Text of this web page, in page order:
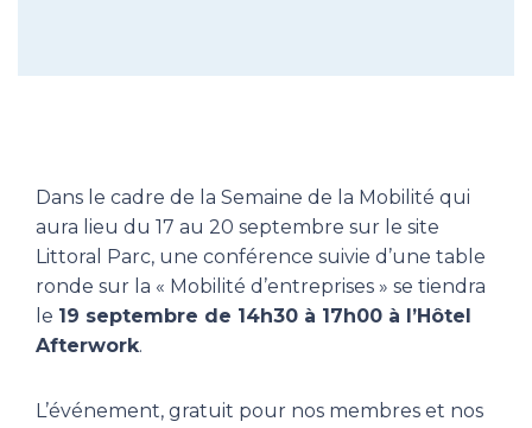
Dans le cadre de la Semaine de la Mobilité qui
aura lieu du 17 au 20 septembre sur le site
Littoral Parc, une conférence suivie d’une table
ronde sur la « Mobilité d’entreprises » se tiendra
le 19 septembre de 14h30 à 17h00 à l’Hôtel
Afterwork.
L’événement, gratuit pour nos membres et nos